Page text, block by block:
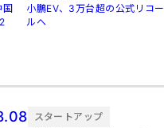
小鵬EV、3万台超の公式リコー
ルへ
スタートアップ